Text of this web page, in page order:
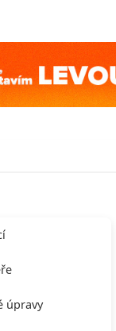
úpravy